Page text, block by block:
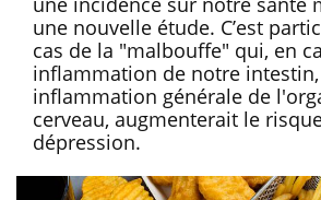
une nouvelle étude. C’est
cas de la "malbouffe" qui, en
inflammation de notre
inflammation générale de
cerveau, augmenterait le
dépression.